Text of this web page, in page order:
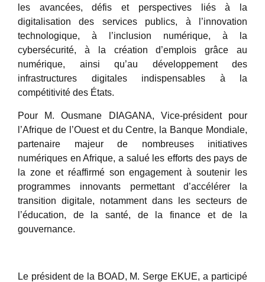
les avancées, défis et perspectives liés à la
digitalisation des services publics, à l’innovation
technologique, à l’inclusion numérique, à la
cybersécurité, à la création d’emplois grâce au
numérique, ainsi qu’au développement des
infrastructures digitales indispensables à la
compétitivité des États.
Pour M. Ousmane DIAGANA, Vice-président pour
l’Afrique de l’Ouest et du Centre, la Banque Mondiale,
partenaire majeur de nombreuses initiatives
numériques en Afrique, a salué les efforts des pays de
la zone et réaffirmé son engagement à soutenir les
programmes innovants permettant d’accélérer la
transition digitale, notamment dans les secteurs de
l’éducation, de la santé, de la finance et de la
gouvernance.
Le président de la BOAD, M. Serge EKUE, a participé